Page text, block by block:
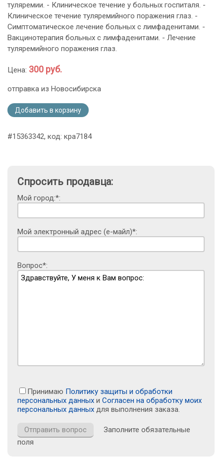
туляремии. - Клиническое течение у больных госпиталя. -
Клиническое течение туляремийного поражения глаз. -
Симптоматическое лечение больных с лимфаденитами. -
Вакцинотерапия больных с лимфаденитами. - Лечение
туляремийного поражения глаз.
Цена: 300 руб.
отправка из Новосибирска
Добавить в корзину
#15363342, код: кра7184
Спросить продавца:
Мой город:*:
Мой электронный адрес (е-майл)*:
Вопрос*:
Принимаю Политику защиты и обработки
персональных данных и Согласен на обработку моих
персональных данных для выполнения заказа.
Заполните обязательные
поля